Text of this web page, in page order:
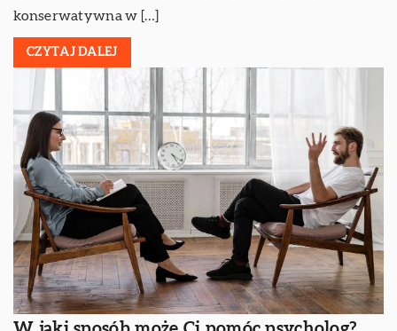
konserwatywna w […]
CZYTAJ DALEJ